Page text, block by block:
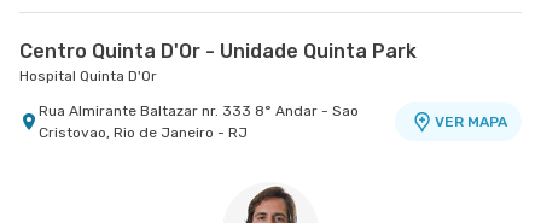
Centro Quinta D'Or - Unidade Quinta Park
Hospital Quinta D'Or
Rua Almirante Baltazar nr. 333 8° Andar - Sao
Cristovao, Rio de Janeiro - RJ
VER MAPA